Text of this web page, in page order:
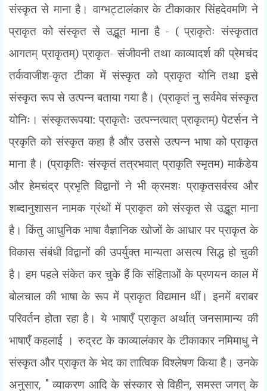
संस्कृत से माना है। वाग्भट्टालंकार के टीकाकार सिंहदेवमणि ने
प्राकृत को संस्कृत से उद्भूत माना है - ( प्राकृतेः संस्कृतात
आगतम् प्राकृतम्) प्राकृत- संजीवनी तथा काव्यादर्श की प्रेमचंद
तर्कवाजीश-कृत टीका में संस्कृत को प्राकृत योनि तथा इसे
संस्कृत रूप से उत्पन्न बताया गया है। (प्राकृतं नु सर्वमेव संस्कृत
योनिः। संस्कृतरूपया: प्राकृतेः उत्पन्नत्वात् प्राकृतम्) पेटर्सन ने
प्रकृति को संस्कृत कहा है और उससे उत्पन्न भाषा को प्राकृत
माना है। (प्राकृतिः संस्कृतं तत्रभवात् प्राकृति स्मृतम) मार्कंडेय
और हेमचंद्र प्रभृति विद्वानों ने भी क्रमशः प्राकृतसर्वस्व और
शब्दानुशासन नामक ग्रंथों में प्राकृत को संस्कृत से उद्भूत माना
है। किंतु आधुनिक भाषा वैज्ञानिक खोजों के आधार पर प्राकृत के
विकास संबंधी विद्वानों की उपर्युक्त मान्यता असत्य सिद्ध हो चुकी
है। हम पहले संकेत कर चुके हैं कि संहिताओं के प्रणयन काल में
बोलचाल की भाषा के रूप में प्राकृत विद्यमान थीं। इनमें बराबर
परिवर्तन होता रहा है। ये भाषाएँ प्राकृत अर्थात् जनसामान्य की
भाषाएँ कहलाई । रुद्रट के काव्यालंकार के टीकाकार नमिमाधु ने
संस्कृत और प्राकृत के भेद का तात्विक विश्लेषण किया है। उनके
अनुसार, "व्याकरण आदि के संस्कार से विहीन,समस्त जगत् के